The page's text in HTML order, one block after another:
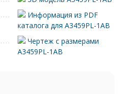
Информация из PDF
каталога для A3459PL-1AB
Чертеж с размерами
A3459PL-1AB